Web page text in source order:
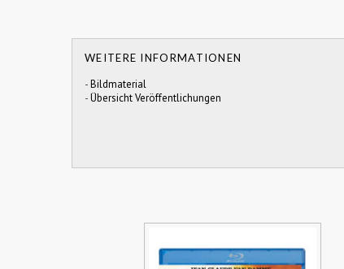
WEITERE INFORMATIONEN
-Bildmaterial
-Übersicht Veröffentlichungen